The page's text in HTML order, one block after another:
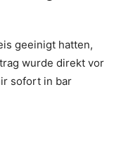
geeinigt hatten,
wurde direkt vor
sofort in bar